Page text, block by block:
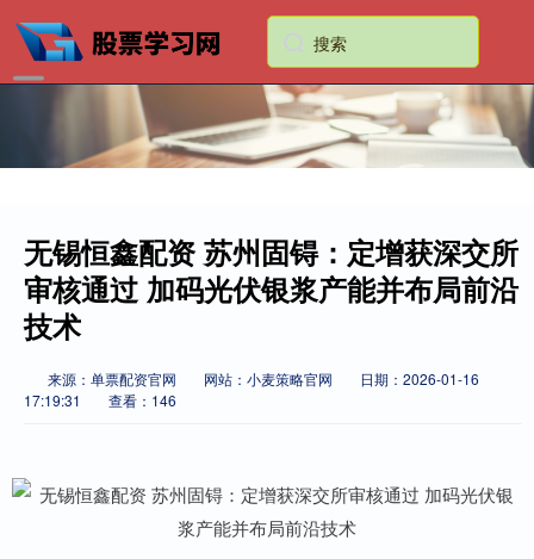
无锡恒鑫配资 苏州固锝：定增获深交所
审核通过 加码光伏银浆产能并布局前沿
技术
来源：单票配资官网 网站：小麦策略官网
日期：2026-01-16
17:19:31
查看：146